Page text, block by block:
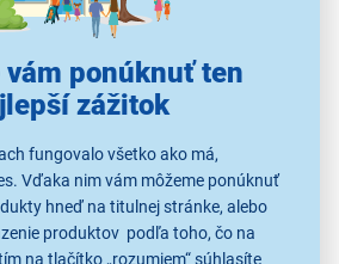
vám ponúknuť ten
zážitok
fungovalo všetko ako má,
Vďaka nim vám môžeme ponúknuť
hneď na titulnej stránke, alebo
produktov podľa toho, čo na
na tlačítko „rozumiem“ súhlasíte